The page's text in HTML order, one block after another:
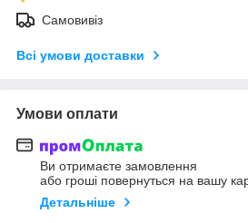
Самовивіз
Всі умови доставки
Умови оплати
Ви отримаєте замовлення
або гроші повернуться на вашу
Детальніше